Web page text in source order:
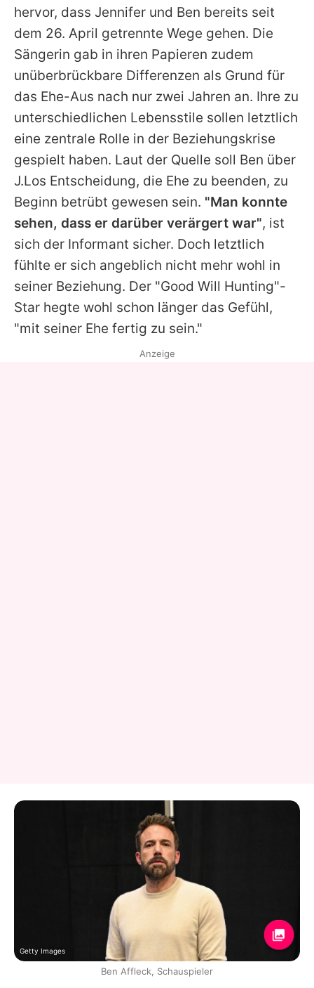
hervor, dass Jennifer und Ben bereits seit
dem 26. April getrennte Wege gehen. Die
Sängerin gab in ihren Papieren zudem
unüberbrückbare Differenzen als Grund für
das Ehe-Aus nach nur zwei Jahren an. Ihre zu
unterschiedlichen Lebensstile sollen letztlich
eine zentrale Rolle in der Beziehungskrise
gespielt haben. Laut der Quelle soll Ben über
J.Los Entscheidung, die Ehe zu beenden, zu
Beginn betrübt gewesen sein. "Man konnte
sehen, dass er darüber verärgert war", ist
sich der Informant sicher. Doch letztlich
fühlte er sich angeblich nicht mehr wohl in
seiner Beziehung. Der "Good Will Hunting"-
Star hegte wohl schon länger das Gefühl,
"mit seiner Ehe fertig zu sein."
Anzeige
Getty Images
Ben Affleck, Schauspieler